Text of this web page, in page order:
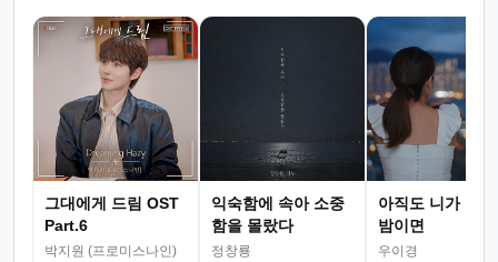
그대에게 드림 OST
Part.6
박지원 (프로미스나인)
익숙함에 속아 소중
함을 몰랐다
정창룡
아직도 니가 그
밤이면
우이경